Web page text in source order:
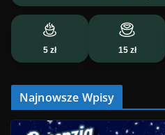
5 zł 15 zł
Najnowsze Wpisy